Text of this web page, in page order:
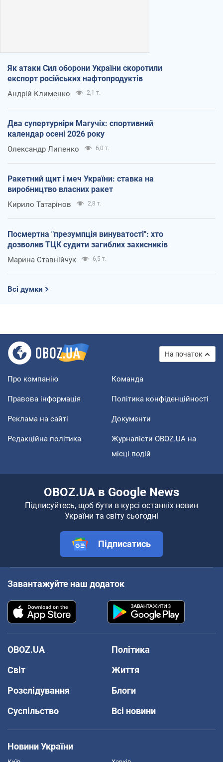
Як атаки Сил оборони України скоротили
експорт російських нафтопродуктів
Андрій Клименко 2,1 т.
Два супертурніри Магучіх: спортивний
календар осені 2026 року
Олександр Липенко 6,0 т.
Ракетний щит і меч України: ставка на
виробництво власних ракет
Кирило Татарінов 2,8 т.
Посмертна "презумпція винуватості": хто
дозволив ТЦК судити загиблих захисників
Марина Ставнійчук 6,5 т.
Всі думки
На початок
Про компанію Команда
Правова інформація Політика конфіденційності
Реклама на сайті Документи
Редакційна політика
Журналісти OBOZ.UA на
місці подій
OBOZ.UA в Google News
Підписуйтесь, щоб бути в курсі останніх новин
України та світу сьогодні
Підписатись
Завантажуйте наш додаток
OBOZ.UA
Політика
Світ
Життя
Розслідування
Блоги
Суспільство
Всі новини
Новини України